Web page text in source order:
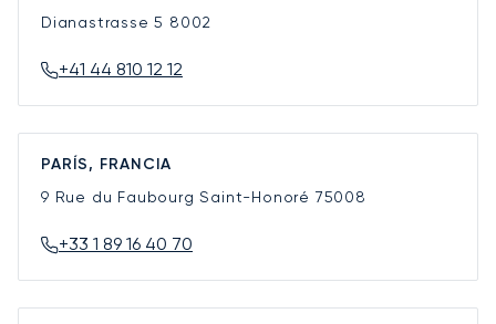
Dianastrasse 5 8002
+41 44 810 12 12
PARÍS, FRANCIA
9 Rue du Faubourg Saint-Honoré 75008
+33 1 89 16 40 70